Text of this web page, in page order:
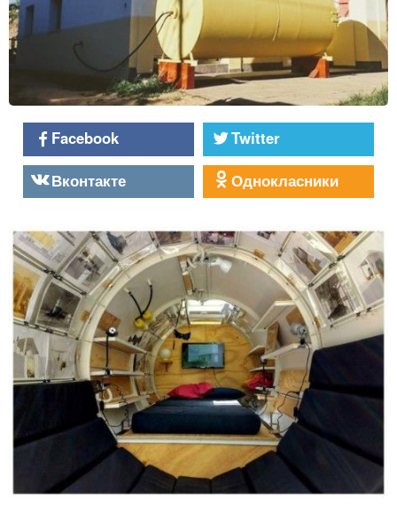
Facebook
Twitter
Вконтакте
Однокласники